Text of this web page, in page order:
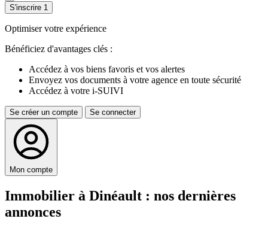
S'inscrire 1
Optimiser votre expérience
Bénéficiez d'avantages clés :
Accédez à vos biens favoris et vos alertes
Envoyez vos documents à votre agence en toute sécurité
Accédez à votre i-SUIVI
Se créer un compte Se connecter
Mon compte
Immobilier à Dinéault : nos dernières
annonces